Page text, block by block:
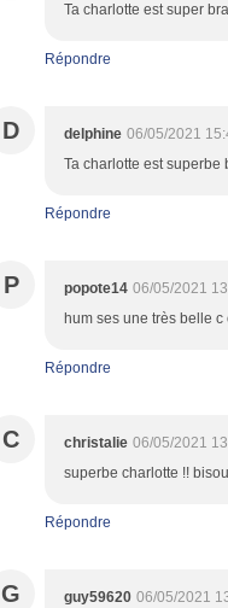
Ta charlotte est super
Répondre
D delphine 06/05/2021
Ta charlotte est superbe
Répondre
P popote14 06/05/2021
hum ses une très belle
Répondre
C christalie 06/05/2021
superbe charlotte !!
Répondre
G guy59620 06/05/2021